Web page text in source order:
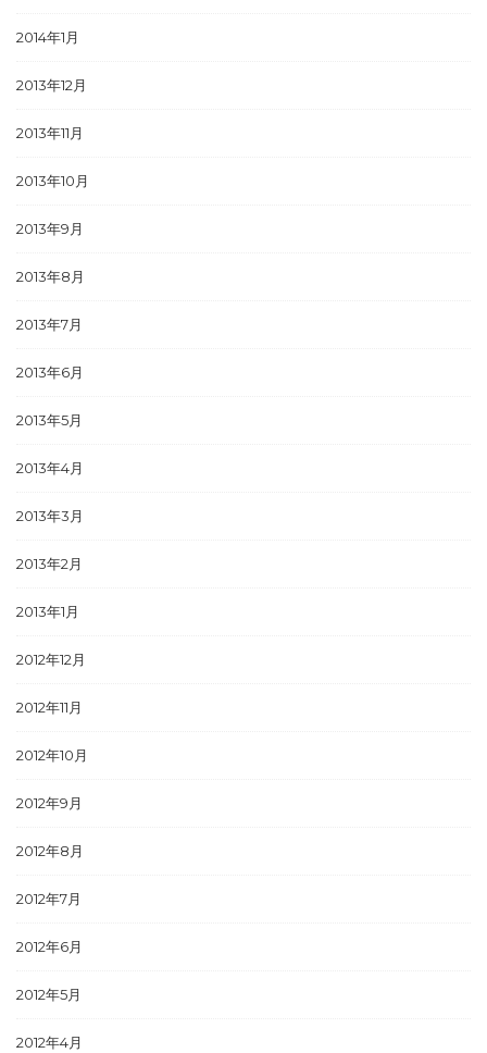
2014年1月
2013年12月
2013年11月
2013年10月
2013年9月
2013年8月
2013年7月
2013年6月
2013年5月
2013年4月
2013年3月
2013年2月
2013年1月
2012年12月
2012年11月
2012年10月
2012年9月
2012年8月
2012年7月
2012年6月
2012年5月
2012年4月